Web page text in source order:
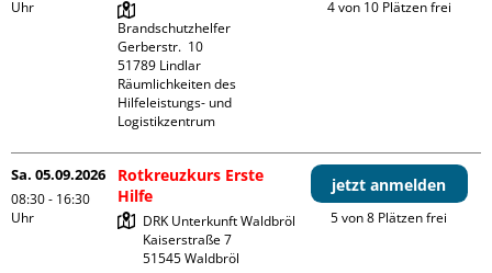
Uhr
Brandschutzhelfer
Gerberstr.  10
51789 Lindlar
Räumlichkeiten des
Hilfeleistungs- und
Logistikzentrum
4 von 10 Plätzen frei
Sa. 05.09.2026
08:30 - 16:30
Uhr
Rotkreuzkurs Erste
Hilfe
DRK Unterkunft Waldbröl
Kaiserstraße 7
jetzt anmelden
5 von 8 Plätzen frei